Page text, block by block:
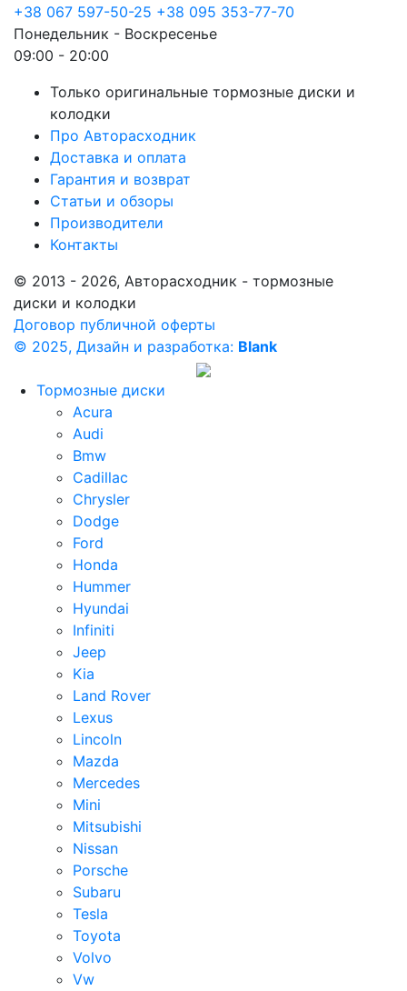
+38 067 597-50-25 +38 095 353-77-70
Понедельник - Воскресенье
09:00 - 20:00
Только оригинальные тормозные диски и
колодки
Про Авторасходник
Доставка и оплата
Гарантия и возврат
Статьи и обзоры
Производители
Контакты
© 2013 - 2026, Авторасходник - тормозные
диски и колодки
Договор публичной оферты
© 2025, Дизайн и разработка: Blank
Тормозные диски
Acura
Audi
Bmw
Cadillac
Chrysler
Dodge
Ford
Honda
Hummer
Hyundai
Infiniti
Jeep
Kia
Land Rover
Lexus
Lincoln
Mazda
Mercedes
Mini
Mitsubishi
Nissan
Porsche
Subaru
Tesla
Toyota
Volvo
Vw